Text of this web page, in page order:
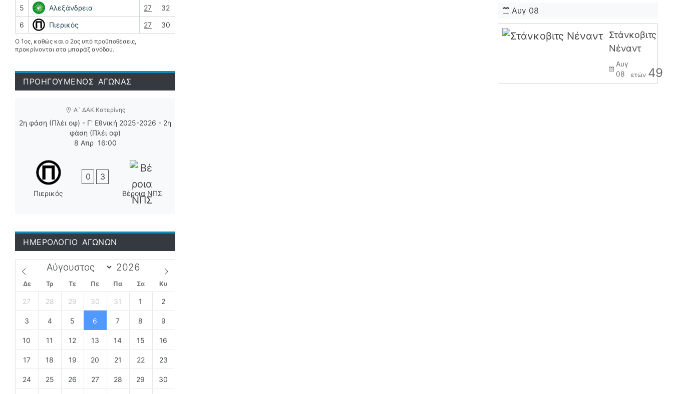
5
Αλεξάνδρεια 27
32
6
Πιερικός 27 30
Ο 1ος, καθώς και ο 2ος υπό προϋποθέσεις,
προκρίνονται στα μπαράζ ανόδου.
ΠΡΟΗΓΟΥΜΕΝΟΣ ΑΓΩΝΑΣ
Α` ΔΑΚ Κατερίνης
2η φάση (Πλέι οφ) - Γ' Εθνική 2025-2026 - 2η
φάση (Πλέι οφ)
8 Απρ 16:00
Πιερικός
0 3
Βέροια ΝΠΣ
ΗΜΕΡΟΛΟΓΙΟ ΑΓΩΝΩΝ
Δε Τρ Τε Πε Πα Σα Κυ
27 28 29 30 31 1 2
3 4 5 6 7 8 9
10 11 12 13 14 15 16
17 18 19 20 21 22 23
24 25 26 27 28 29 30
Αυγ 08
Στάνκοβιτς
Νέναντ
Αυγ
08
ετών 49